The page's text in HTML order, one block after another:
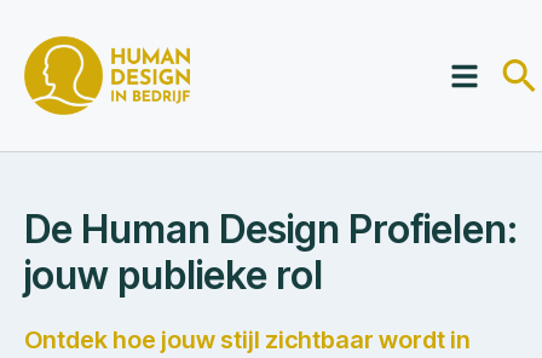
De Human Design Profielen:
jouw publieke rol
Ontdek hoe jouw stijl zichtbaar wordt in